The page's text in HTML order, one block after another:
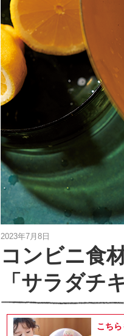
2023年7月8日
コンビニ食
「サラダチ
こち